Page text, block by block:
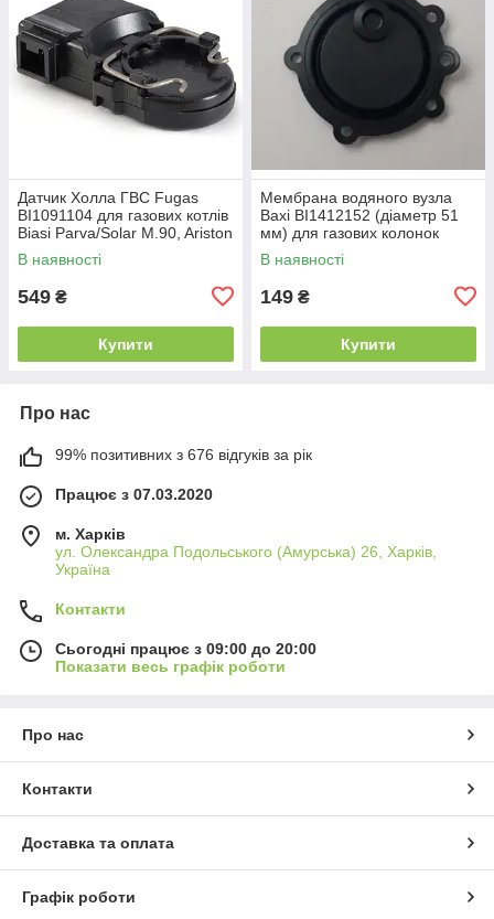
Датчик Холла ГВС Fugas
BI1091104 для газових котлів
Biasi Parva/Solar M.90, Ariston
Microgenus, Solly Primer,
Zoom
В наявності
549 ₴
Купити
Мембрана водяного вузла
Baxi BI1412152 (діаметр 51
мм) для газових колонок
Savio, Biasi, Beretta и Baxi
В наявності
149 ₴
Купити
Про нас
99% позитивних з 676 відгуків за рік
Працює з 07.03.2020
м. Харків
ул. Олександра Подольського (Амурська) 26, Харків,
Україна
Контакти
Сьогодні працює з 09:00 до 20:00
Показати весь графік роботи
Про нас
Контакти
Доставка та оплата
Графік роботи